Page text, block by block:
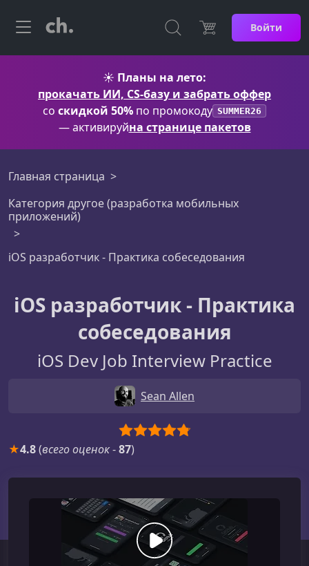
Войти
☀️ Планы на лето:
прокачать ИИ, CS-базу и забрать оффер
со скидкой 50% по промокоду SUMMER26
— активируйна странице пакетов
Главная страница
Категория другое (разработка мобильных
приложений)
iOS разработчик - Практика собеседования
iOS разработчик - Практика
собеседования
iOS Dev Job Interview Practice
Sean Allen
★4.8(всего оценок-87)